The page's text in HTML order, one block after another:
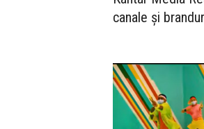
canale și